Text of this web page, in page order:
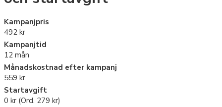
Kampanjpris
492 kr
Kampanjtid
12 mån
Månadskostnad efter kampanj
559 kr
Startavgift
0 kr (Ord. 279 kr)